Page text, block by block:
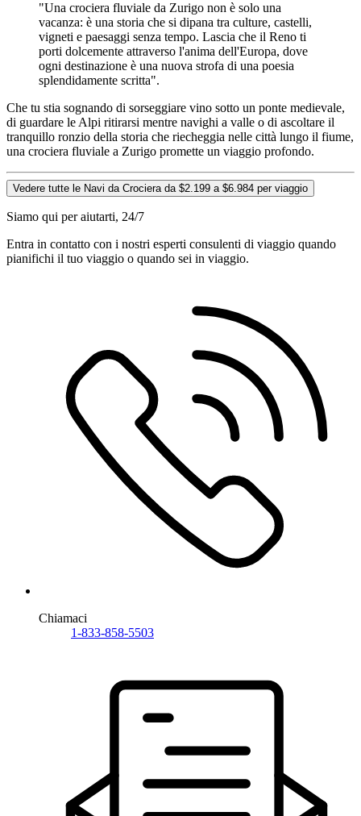
"Una crociera fluviale da Zurigo non è solo una
vacanza: è una storia che si dipana tra culture, castelli,
vigneti e paesaggi senza tempo. Lascia che il Reno ti
porti dolcemente attraverso l'anima dell'Europa, dove
ogni destinazione è una nuova strofa di una poesia
splendidamente scritta".
Che tu stia sognando di sorseggiare vino sotto un ponte medievale,
di guardare le Alpi ritirarsi mentre navighi a valle o di ascoltare il
tranquillo ronzio della storia che riecheggia nelle città lungo il fiume,
una crociera fluviale a Zurigo promette un viaggio profondo.
Vedere tutte le Navi da Crociera da $2.199 a $6.984 per viaggio
Siamo qui per aiutarti, 24/7
Entra in contatto con i nostri esperti consulenti di viaggio quando
pianifichi il tuo viaggio o quando sei in viaggio.
Chiamaci
1-833-858-5503